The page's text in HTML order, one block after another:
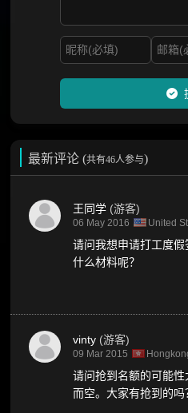
最新评论 (共有46人参与)
王同学 (游客)
06 May 2016 United
请问我想申请打工度
什么材料呢？
vinty (游客)
09 Mar 2015
请问抢到名额的可能
而空。大家有抢到的吗